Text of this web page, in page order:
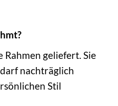
geliefert. Sie
nachträglich
Stil